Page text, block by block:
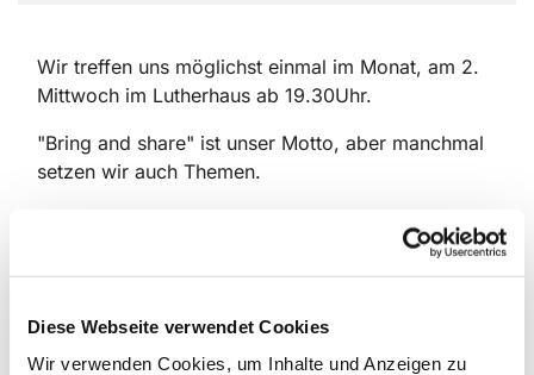
Diese Webseite verwendet Cookies
Wir verwenden Cookies, um Inhalte und Anzeigen zu
Wir treffen uns möglichst einmal im Monat, am 2.
Mittwoch im Lutherhaus ab 19.30Uhr.
"Bring and share" ist unser Motto, aber manchmal
setzen wir auch Themen.